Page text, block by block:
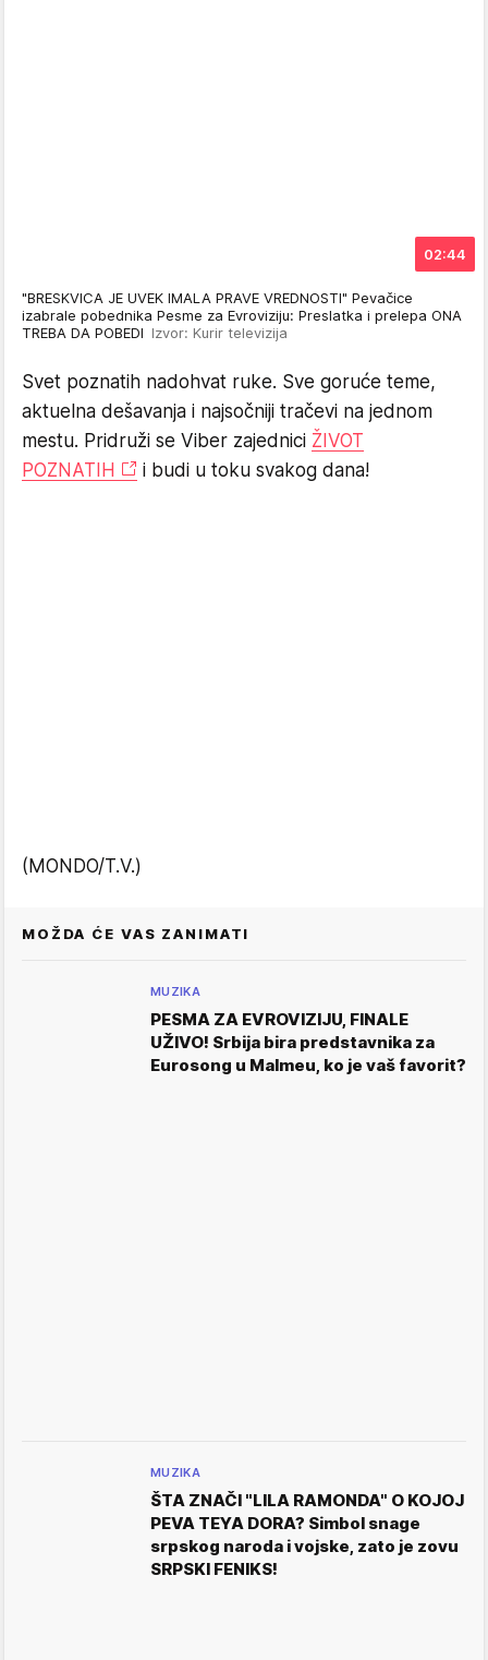
02:44
"BRESKVICA JE UVEK IMALA PRAVE VREDNOSTI" Pevačice
izabrale pobednika Pesme za Evroviziju: Preslatka i prelepa ONA
TREBA DA POBEDI Izvor: Kurir televizija
Svet poznatih nadohvat ruke. Sve goruće teme,
aktuelna dešavanja i najsočniji tračevi na jednom
mestu. Pridruži se Viber zajednici ŽIVOT
POZNATIH
i budi u toku svakog dana!
(MONDO/T.V.)
MOŽDA ĆE VAS ZANIMATI
MUZIKA
PESMA ZA EVROVIZIJU, FINALE
UŽIVO! Srbija bira predstavnika za
Eurosong u Malmeu, ko je vaš favorit?
MUZIKA
ŠTA ZNAČI "LILA RAMONDA" O KOJOJ
PEVA TEYA DORA? Simbol snage
srpskog naroda i vojske, zato je zovu
SRPSKI FENIKS!